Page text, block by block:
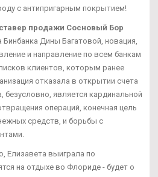
с антипригарным покрытием!
продажи Сосновый Бор
Дины Багатовой, новация,
и направление по всем банкам
клиентов, которым ранее
отказала в открытии счета
безусловно, является кардинальной
операций, конечная цель
средств, и борьбы с
Елизавета выиграла по
на отдыхе во Флориде - будет о